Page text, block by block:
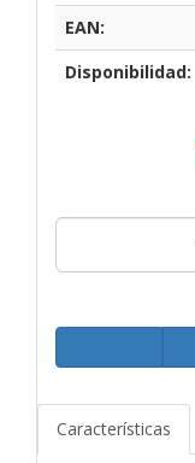
EAN:
Disponibilidad:
Características